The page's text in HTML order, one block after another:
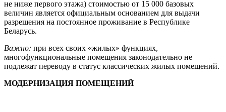
не ниже первого этажа) стоимостью от 15 000 базовых
величин является официальным основанием для выдачи
разрешения на постоянное проживание в Республике
Беларусь.
Важно: при всех своих «жилых» функциях,
многофункциональные помещения законодательно не
подлежат переводу в статус классических жилых помещений.
МОДЕРНИЗАЦИЯ ПОМЕЩЕНИЙ